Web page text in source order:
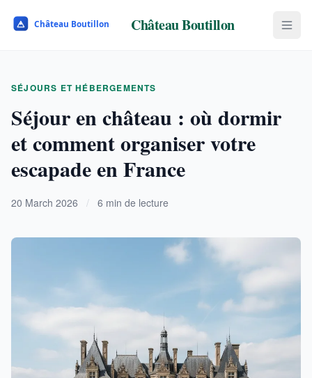
Château Boutillon
SÉJOURS ET HÉBERGEMENTS
Séjour en château : où dormir
et comment organiser votre
escapade en France
20 March 2026 / 6 min de lecture